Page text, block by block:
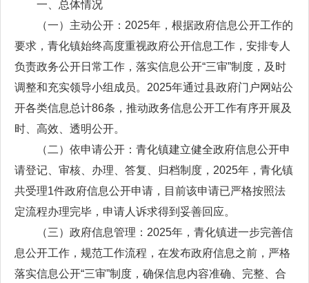
一、总体情况
（一）主动公开：2025年，根据政府信息公开工作的
要求，青化镇始终高度重视政府公开信息工作，安排专人
负责政务公开日常工作，落实信息公开“三审”制度，及时
调整和充实领导小组成员。2025年通过县政府门户网站公
开各类信息总计86条，推动政务信息公开工作有序开展及
时、高效、透明公开。
（二）依申请公开：青化镇建立健全政府信息公开申
请登记、审核、办理、答复、归档制度，2025年，青化镇
共受理1件政府信息公开申请，目前该申请已严格按照法
定流程办理完毕，申请人诉求得到妥善回应。
（三）政府信息管理：2025年，青化镇进一步完善信
息公开工作，规范工作流程，在发布政府信息之前，严格
落实信息公开“三审”制度，确保信息内容准确、完整、合